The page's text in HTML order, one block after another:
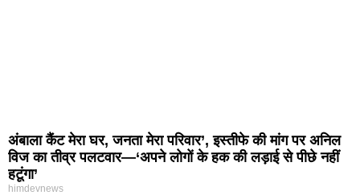
अंबाला कैंट मेरा घर, जनता मेरा परिवार’, इस्तीफे की मांग पर अनिल
विज का तीव्र पलटवार—‘अपने लोगों के हक की लड़ाई से पीछे नहीं
हटूंगा’
himdevnews